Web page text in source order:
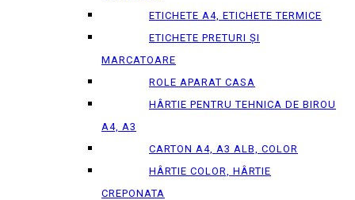
ETICHETE A4, ETICHETE TERMICE
ETICHETE PRETURI ȘI
MARCATOARE
ROLE APARAT CASA
HÂRTIE PENTRU TEHNICA DE BIROU
A4, A3
CARTON A4, A3 ALB, COLOR
HÂRTIE COLOR, HÂRTIE
CREPONATA